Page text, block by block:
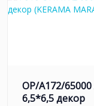
OP/A172/
6,5*6,5 декор